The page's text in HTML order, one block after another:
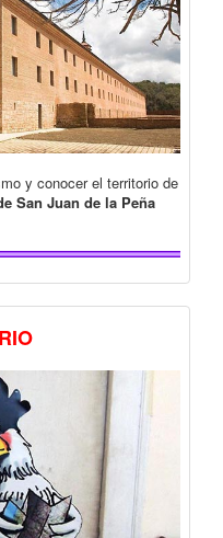
y conocer el territorio de
San Juan de la Peña